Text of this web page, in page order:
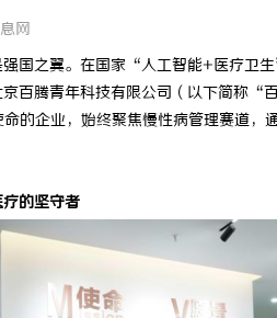
网
之翼。在国家“人工智能+医疗卫生
京百腾青年科技有限公司（以下简称
的企业，始终聚焦慢性病管理赛道，
的坚守者